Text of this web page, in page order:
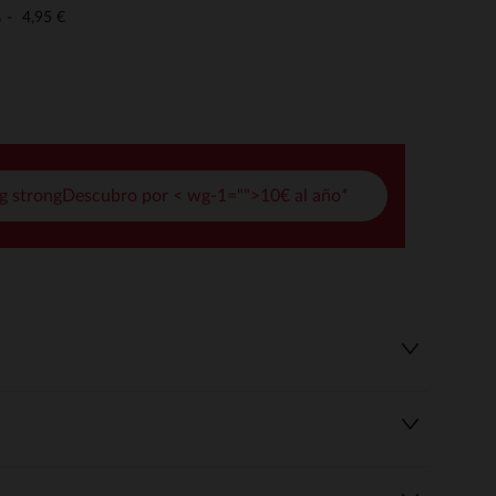
4,95 €
strongDescubro por < wg-1="">10€ al año*